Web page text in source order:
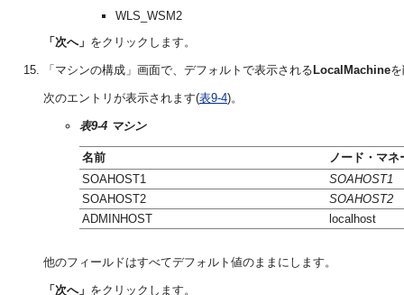
WLS_WSM2
「次へ」 をクリックします。
「マシンの構成」画面で、デフォルトで表示されるLocalMachine
次のエントリが表示されます(表9-4)。
表9-4 マシン
名前
ノード・マ
SOAHOST1
SOAHOST1
SOAHOST2
SOAHOST2
ADMINHOST
localhost
他のフィールドはすべてデフォルト値のままにします。
「次へ」 をクリックします。